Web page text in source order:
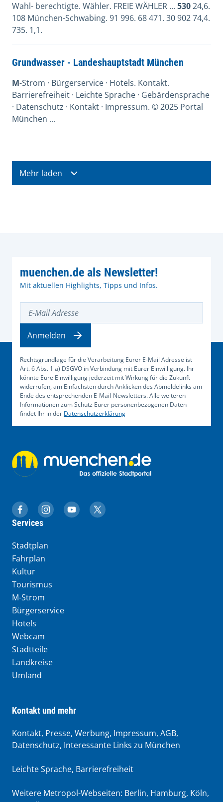
Wahl- berechtigte. Wähler. FREIE WÄHLER ... 53024,6.
108 München-Schwabing. 91 996. 68 471. 30 902 74,4.
735. 1,1.
Grundwasser - Landeshauptstadt München
M-Strom · Bürgerservice · Hotels. Kontakt.
Barrierefreiheit · Leichte Sprache · Gebärdensprache
· Datenschutz · Kontakt · Impressum. © 2025 Portal
München ...
Mehr laden
muenchen.de als Newsletter!
Mit aktuellen Highlights, Tipps und Infos.
Rechtsgrundlage für die Verarbeitung Eurer E-Mail Adresse ist
Art. 6 Abs. 1 a) DSGVO in Verbindung mit Eurer Einwilligung. Ihr
könnte Eure Einwilligung jederzeit mit Wirkung für die Zukunft
widerrufen, am Einfachsten durch Anklicken des Abmeldelinks am
Ende des entsprechenden E-Mail-Newsletters. Alle weiteren
Informationen zum Schutz Eurer personenbezogenen Daten
findet Ihr in der Datenschutzerklärung
Anmelden
muenchen.de auf Facebook
muenchen.de auf Instagram
muenchen.de auf YouTube
muenchen.de auf X
Services
Stadtplan
Fahrplan
Kultur
Tourismus
M-Strom
Bürgerservice
Hotels
Webcam
Stadtteile
Landkreise
Umland
Kontakt und mehr
Kontakt, Presse, Werbung, Impressum, AGB,
Datenschutz, Interessante Links zu München
Leichte Sprache, Barrierefreiheit
Weitere Metropol-Webseiten: Berlin, Hamburg, Köln,